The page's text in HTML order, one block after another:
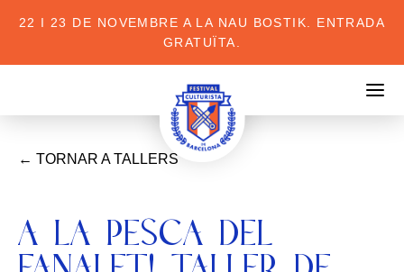
22 I 23 DE NOVEMBRE A LA NAU BOSTIK. ENTRADA
GRATUÏTA.
Festival Culturista 2023
← TORNAR A TALLERS
A LA PESCA DEL